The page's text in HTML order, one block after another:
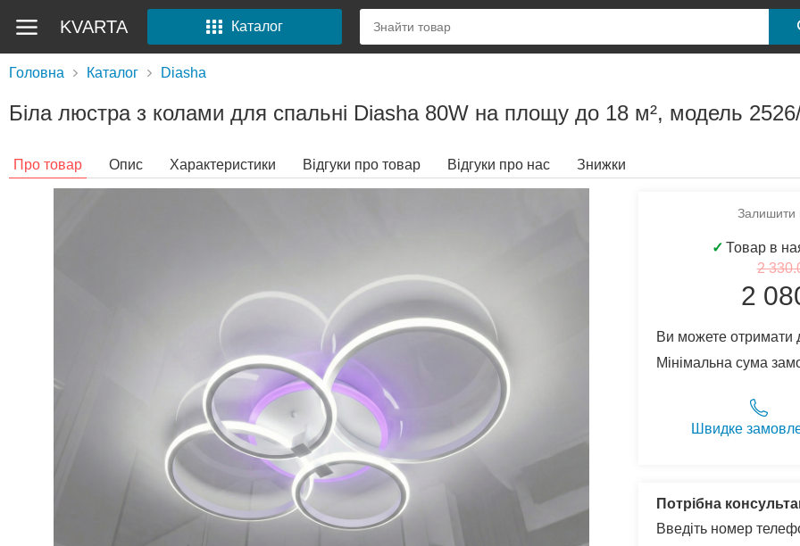
KVARTA Каталог
Головна Каталог Diasha
Біла люстра з колами для спальні Diasha 80W на площу до 18 м², модель
Про товар Опис Характеристики Відгуки про товар Відгуки про нас Знижки
Залишити
✓ Товар в
2
2
Ви можете отримати
Мінімальна сума
Швидке
Потрібна
Введіть номер